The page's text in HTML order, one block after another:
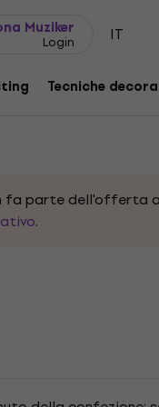
Muziker
Login IT
Tecniche
fa parte dell'offerta
.